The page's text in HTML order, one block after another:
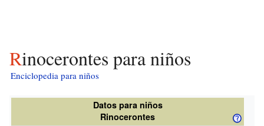
Rinocerontes para niños
Enciclopedia para niños
Datos para niños
Rinocerontes